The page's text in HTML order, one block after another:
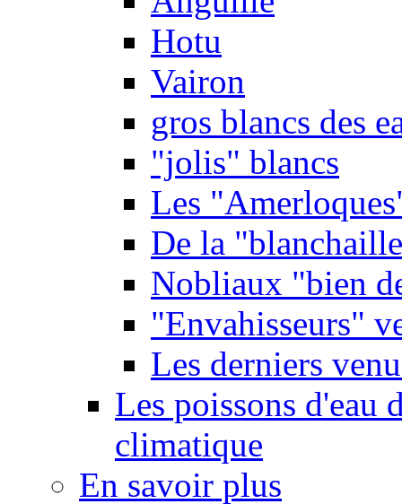
Hotu
Vairon
gros blancs des
"jolis" blancs
Les
De la
Nobliaux "bien
"Envahisseurs"
Les derniers
Les poissons d'eau
climatique
En savoir plus